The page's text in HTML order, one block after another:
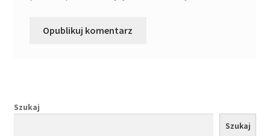
Szukaj
Szukaj